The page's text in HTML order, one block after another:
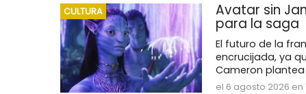
CULTURA Avatar sin
para la saga
El futuro de la
encrucijada, ya
Cameron plantea
el 6 agosto 2026 en